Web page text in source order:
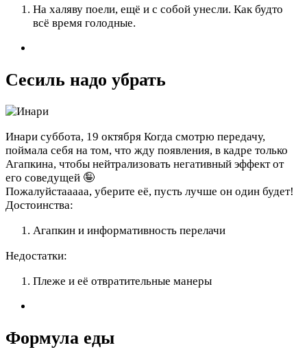
На халяву поели, ещё и с собой унесли. Как будто
всё время голодные.
Сесиль надо убрать
Инари суббота, 19 октября Когда смотрю передачу,
поймала себя на том, что жду появления, в кадре только
Агапкина, чтобы нейтрализовать негативный эффект от
его соведущей 🤪
Пожалуйстааааа, уберите её, пусть лучше он один будет!
Достоинства:
Агапкин и информативность перелачи
Недостатки:
Плеже и её отвратительные манеры
Формула еды